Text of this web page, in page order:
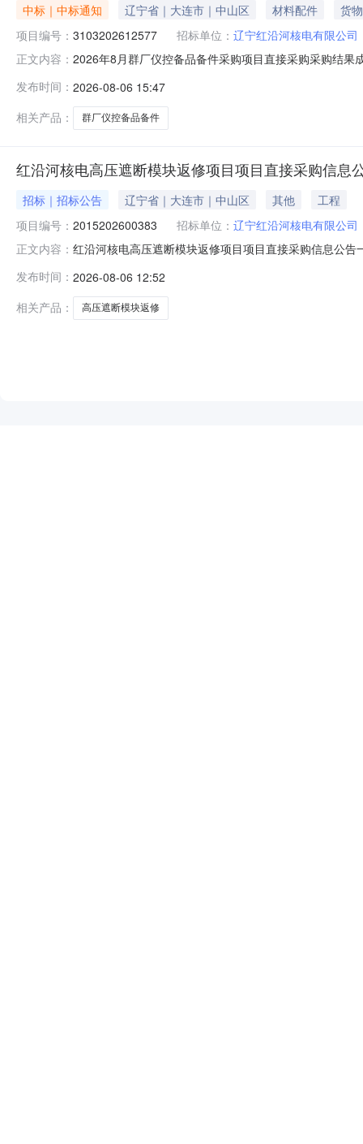
中标｜中标通知 辽宁省｜大连市｜中山区 材料配件
货物
项目编号： 3103202612577 招标单位： 辽宁红沿河核电有限公司
正文内容： 2026年8月群厂仪控备品备件采购项目直接采购采购结
PFT3]温湿度变送器[EE220-HS3A6NP1E1D1SBH80]采
发布时间： 2026-08-06 15:47
相关产品：
群厂仪控备品备件
红沿河核电高压遮断模块返修项目项目直接采购信息
招标｜招标公告 辽宁省｜大连市｜中山区 其他
工程
项目编号： 2015202600383 招标单位： 辽宁红沿河核电有限公司
正文内容： 红沿河核电高压遮断模块返修项目项目直接采购信息公
容：高压遮断模块返修.计划交付时间：计划交付地点：
发布时间： 2026-08-06 12:52
相关产品：
高压遮断模块返修